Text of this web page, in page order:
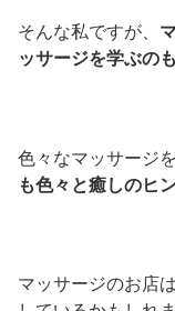
そんな私ですが、
ッサージを学ぶの
色々なマッサージ
も色々と癒しのヒ
マッサージのお店